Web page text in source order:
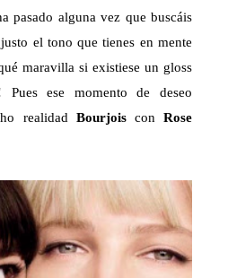
pasado alguna vez que buscáis
el tono que tienes en mente
maravilla si existiese un gloss
ese momento de deseo
realidad Bourjois conRose